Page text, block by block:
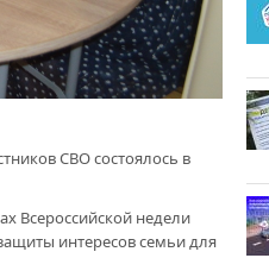
СВО состоялось в
Всероссийской недели
интересов семьи для